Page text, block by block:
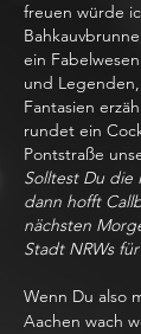
freuen würde
ein
und
Fantasien
rundet ein
Pontstraße
Solltest Du die
dann hofft
nächsten
Stadt NRWs
Wenn Du also
Aachen wach